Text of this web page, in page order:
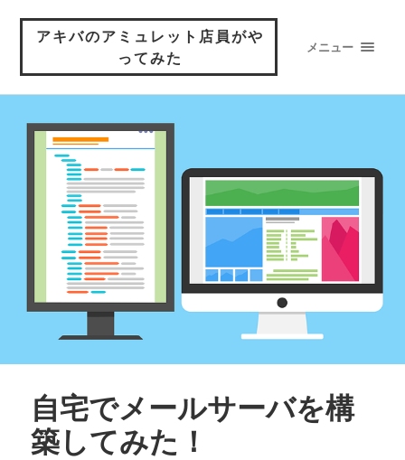
アキバのアミュレット店員がや
ってみた
メニュー
自宅でメールサーバを構
築してみた！